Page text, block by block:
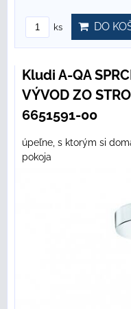
ks DO
Kludi A-QA
VÝVOD ZO
6651591-00
úpeľne, s ktorým si
pokoja